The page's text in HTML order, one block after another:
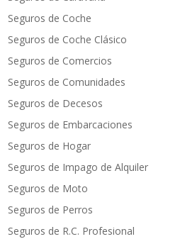
Seguros de Coche
Seguros de Coche Clásico
Seguros de Comercios
Seguros de Comunidades
Seguros de Decesos
Seguros de Embarcaciones
Seguros de Hogar
Seguros de Impago de Alquiler
Seguros de Moto
Seguros de Perros
Seguros de R.C. Profesional